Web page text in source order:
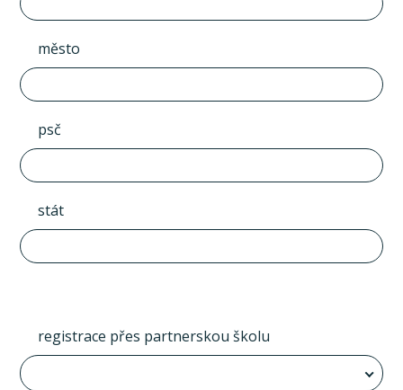
město
psč
stát
registrace přes partnerskou školu